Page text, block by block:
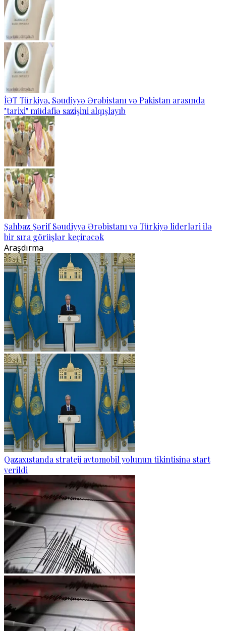
İƏT Türkiyə, Səudiyyə Ərəbistanı və Pakistan arasında
"tarixi" müdafiə sazişini alqışlayıb
Şahbaz Şərif Səudiyyə Ərəbistanı və Türkiyə liderləri ilə
bir sıra görüşlər keçirəcək
Araşdırma
Qazaxıstanda strateji avtomobil yolunun tikintisinə start
verildi